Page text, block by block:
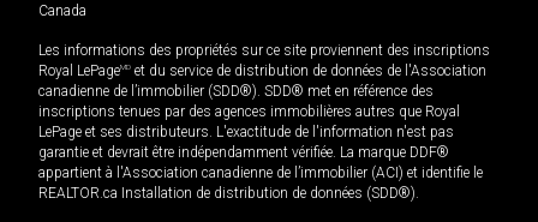
Canada
Les informations des propriétés sur ce site proviennent des inscriptions
Royal LePageMD et du service de distribution de données de l'Association
canadienne de l’immobilier (SDD®). SDD® met en référence des
inscriptions tenues par des agences immobilières autres que Royal
LePage et ses distributeurs. L'exactitude de l'information n'est pas
garantie et devrait être indépendamment vérifiée. La marque DDF®
appartient à l'Association canadienne de l’immobilier (ACI) et identifie le
REALTOR.ca Installation de distribution de données (SDD®).